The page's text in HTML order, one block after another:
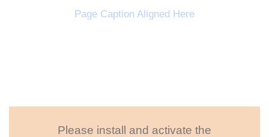
Page Caption Aligned Here
Please install and activate the